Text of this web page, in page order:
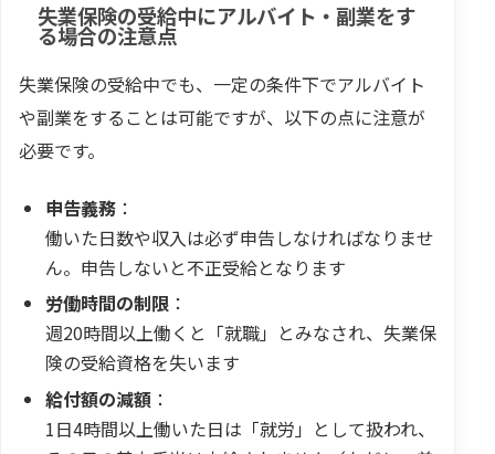
失業保険の受給中にアルバイト・副業をす
る場合の注意点
失業保険の受給中でも、一定の条件下でアルバイト
や副業をすることは可能ですが、以下の点に注意が
必要です。
申告義務 ：
働いた日数や収入は必ず申告しなければなりませ
ん。申告しないと不正受給となります
労働時間の制限 ：
週20時間以上働くと「就職」とみなされ、失業保
険の受給資格を失います
給付額の減額 ：
1日4時間以上働いた日は「就労」として扱われ、